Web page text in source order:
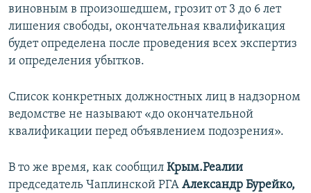
виновным в произошедшем, грозит от 3 до 6 лет
лишения свободы, окончательная квалификация
будет определена после проведения всех экспертиз
и определения убытков.
Список конкретных должностных лиц в надзорном
ведомстве не называют «до окончательной
квалификации перед объявлением подозрения».
В то же время, как сообщил Крым.Реалии
председатель Чаплинской РГА Александр Бурейко,